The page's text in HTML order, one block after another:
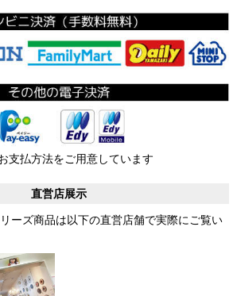
支払方法をご用意しています
直営店展示
ーズ商品は以下の直営店舗で実際にご覧い